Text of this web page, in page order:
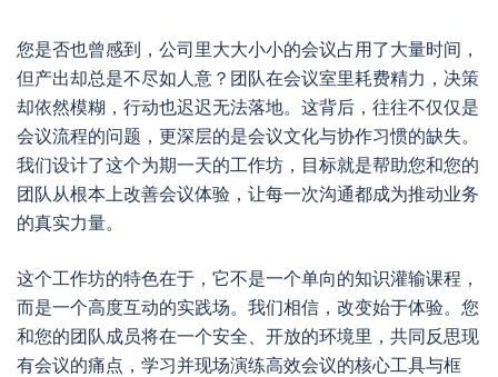
您是否也曾感到，公司里大大小小的会议占用了大量时间，
但产出却总是不尽如人意？团队在会议室里耗费精力，决策
却依然模糊，行动也迟迟无法落地。这背后，往往不仅仅是
会议流程的问题，更深层的是会议文化与协作习惯的缺失。
我们设计了这个为期一天的工作坊，目标就是帮助您和您的
团队从根本上改善会议体验，让每一次沟通都成为推动业务
的真实力量。
这个工作坊的特色在于，它不是一个单向的知识灌输课程，
而是一个高度互动的实践场。我们相信，改变始于体验。您
和您的团队成员将在一个安全、开放的环境里，共同反思现
有会议的痛点，学习并现场演练高效会议的核心工具与框